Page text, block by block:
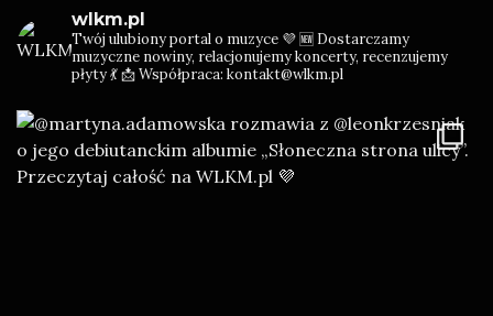
wlkm.pl
Twój ulubiony portal o muzyce 💜 🆕 Dostarczamy
muzyczne nowiny, relacjonujemy koncerty, recenzujemy
płyty 💃📩 Współpraca: kontakt@wlkm.pl